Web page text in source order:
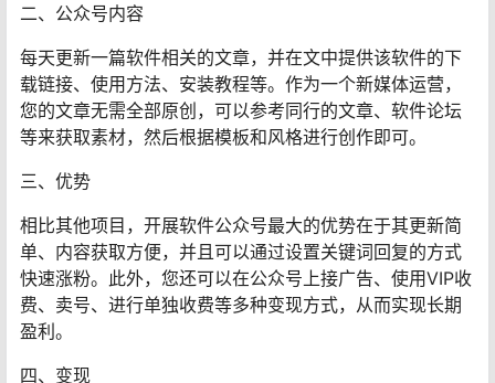
二、公众号内容
每天更新一篇软件相关的文章，并在文中提供该软件的下
载链接、使用方法、安装教程等。作为一个新媒体运营，
您的文章无需全部原创，可以参考同行的文章、软件论坛
等来获取素材，然后根据模板和风格进行创作即可。
三、优势
相比其他项目，开展软件公众号最大的优势在于其更新简
单、内容获取方便，并且可以通过设置关键词回复的方式
快速涨粉。此外，您还可以在公众号上接广告、使用VIP收
费、卖号、进行单独收费等多种变现方式，从而实现长期
盈利。
四、变现